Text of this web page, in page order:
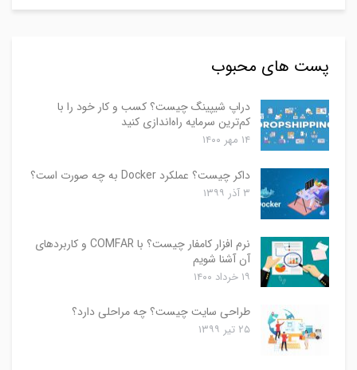
پست های محبوب
دراپ شیپینگ چیست؟ کسب و کار خود را با
کم‌ترین سرمایه راه‌اندازی کنید
۱۴ مهر ۱۴۰۰
داکر چیست؟ عملکرد Docker به چه صورت است؟
۳ آذر ۱۳۹۹
نرم افزار کامفار چیست؟ با COMFAR و کاربردهای
آن آشنا شویم
۱۹ خرداد ۱۴۰۰
طراحی سایت چیست؟ چه مراحلی دارد؟
۲۵ تیر ۱۳۹۹